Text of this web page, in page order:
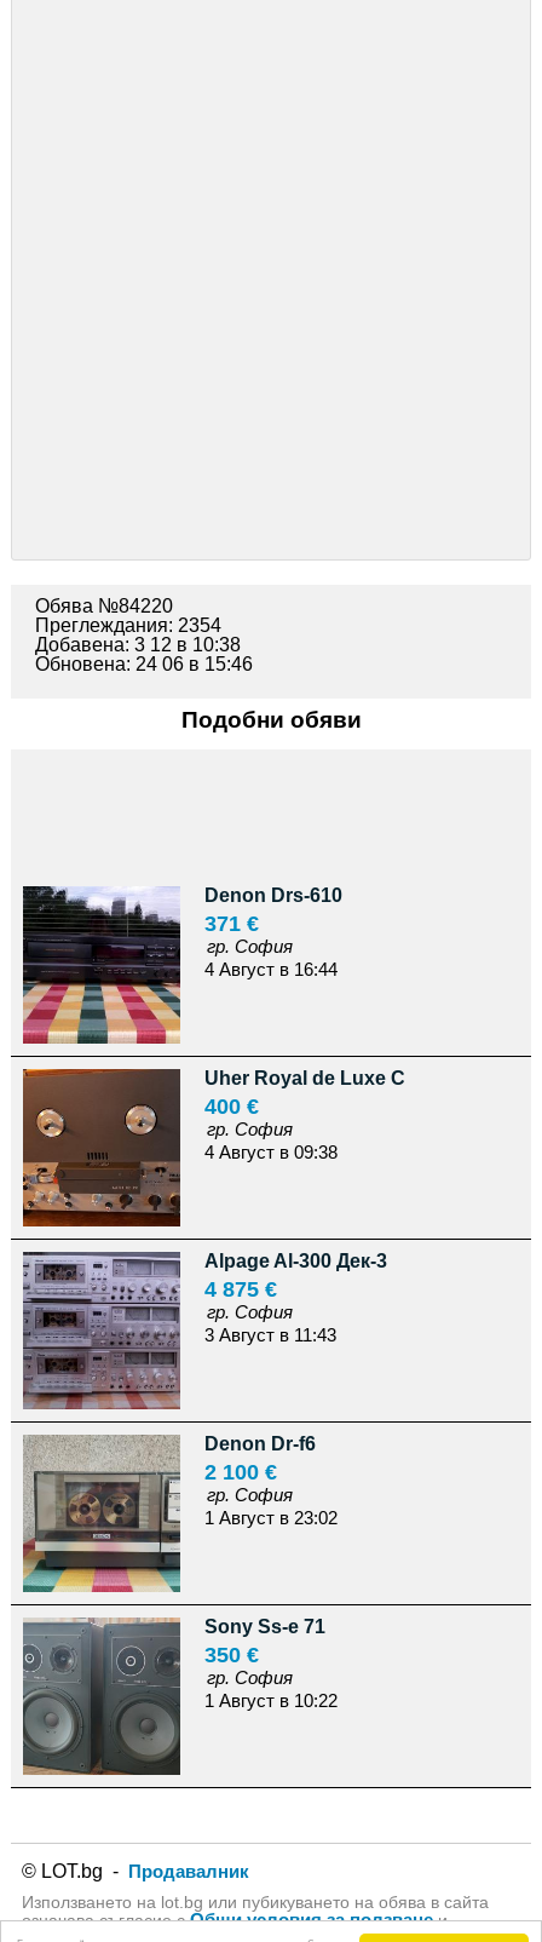
Обява №84220
Преглеждания: 2354
Добавена: 3 12 в 10:38
Обновена: 24 06 в 15:46
Подобни обяви
Denon Drs-610
371 €
гр. София
4 Август в 16:44
Uher Royal de Luxe C
400 €
гр. София
4 Август в 09:38
Alpage Al-300 Дек-3
4 875 €
гр. София
3 Август в 11:43
Denon Dr-f6
2 100 €
гр. София
1 Август в 23:02
Sony Ss-e 71
350 €
гр. София
1 Август в 10:22
© LOT.bg - Продавалник
Използването на lot.bg или пубикуването на обява в сайта
означава съгласие сОбщи условия за ползванеи
Политика за личните данни на lot.bg